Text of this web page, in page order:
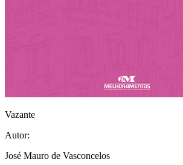
Vazante
Autor:
José Mauro de Vasconcelos